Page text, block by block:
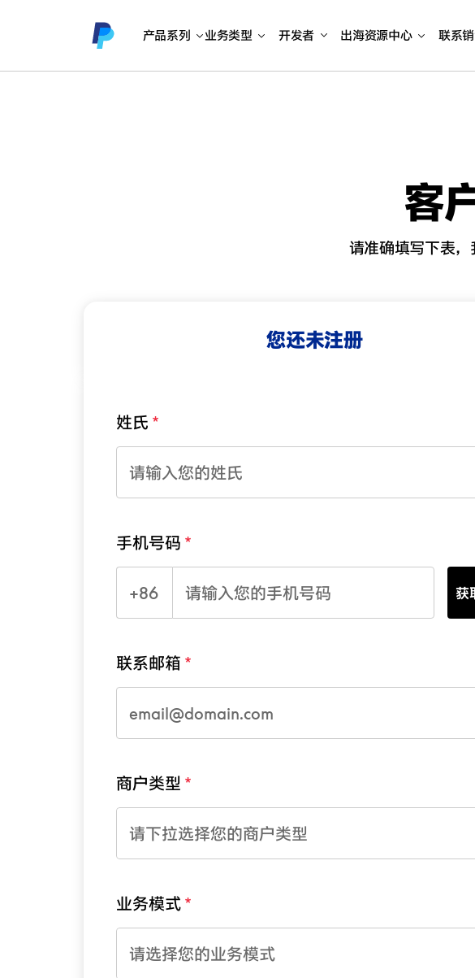
产品系列 业务类型 开发者 出海资源中心 联系
客
请准确填写下表，
您还未注册
姓氏
手机号码
+86 获
联系邮箱
商户类型
请下拉选择您的商户类型
业务模式
请选择您的业务模式